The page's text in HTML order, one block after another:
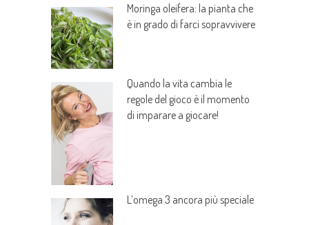
Moringa oleifera: la pianta che
è in grado di farci sopravvivere
Quando la vita cambia le
regole del gioco è il momento
di imparare a giocare!
L’omega 3 ancora più speciale